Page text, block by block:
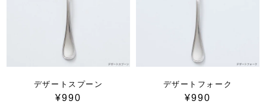
デザートスプーン
¥990
デザートフォーク
¥990